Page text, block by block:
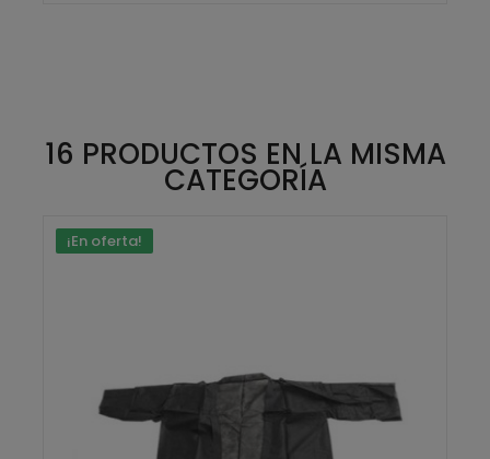
16 PRODUCTOS EN LA MISMA
CATEGORÍA
¡En oferta!